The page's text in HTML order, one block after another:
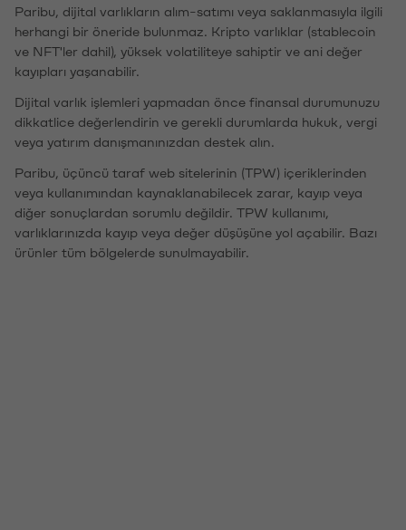
Paribu, dijital varlıkların alım-satımı veya saklanmasıyla ilgili
herhangi bir öneride bulunmaz. Kripto varlıklar (stablecoin
ve NFT'ler dahil), yüksek volatiliteye sahiptir ve ani değer
kayıpları yaşanabilir.
Dijital varlık işlemleri yapmadan önce finansal durumunuzu
dikkatlice değerlendirin ve gerekli durumlarda hukuk, vergi
veya yatırım danışmanınızdan destek alın.
Paribu, üçüncü taraf web sitelerinin (TPW) içeriklerinden
veya kullanımından kaynaklanabilecek zarar, kayıp veya
diğer sonuçlardan sorumlu değildir. TPW kullanımı,
varlıklarınızda kayıp veya değer düşüşüne yol açabilir. Bazı
ürünler tüm bölgelerde sunulmayabilir.